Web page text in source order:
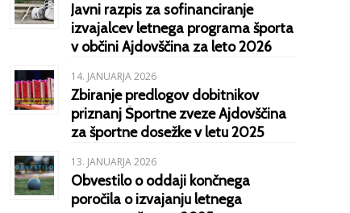
Javni razpis za sofinanciranje
izvajalcev letnega programa športa
v občini Ajdovščina za leto 2026
14. JANUARJA 2026
Zbiranje predlogov dobitnikov
priznanj Športne zveze Ajdovščina
za športne dosežke v letu 2025
13. JANUARJA 2026
Obvestilo o oddaji končnega
poročila o izvajanju letnega